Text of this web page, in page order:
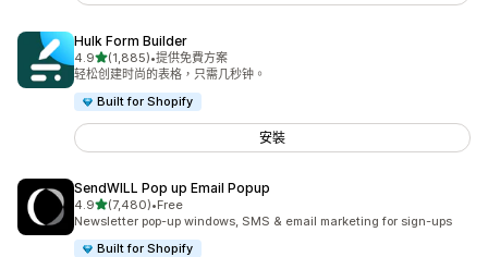
Hulk Form Builder
4.9滿分 5 顆星
(1,885)
共有 1885 則評價
•提供免費方案
轻松创建时尚的表格，只需几秒钟。
Built for Shopify
安裝
SendWILL Pop up Email Popup
4.9滿分 5 顆星
(7,480)
共有 7480 則評價
•Free
Newsletter pop-up windows, SMS & email marketing for sign-ups
Built for Shopify